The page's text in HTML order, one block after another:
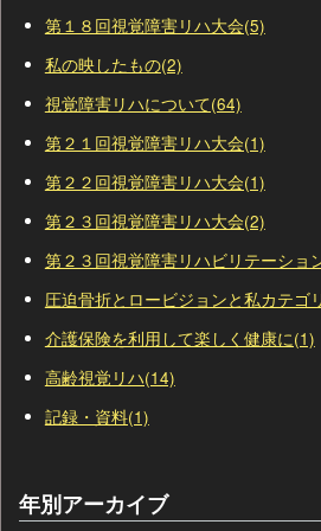
第１８回視覚障害リハ大会(5)
私の映したもの(2)
視覚障害リハについて(64)
第２１回視覚障害リハ大会(1)
第２２回視覚障害リハ大会(1)
第２３回視覚障害リハ大会(2)
第２３回視覚障害リハビリテーショ
圧迫骨折とロービジョンと私カテゴ
介護保険を利用して楽しく健康に(1)
高齢視覚リハ(14)
記録・資料(1)
年別アーカイブ